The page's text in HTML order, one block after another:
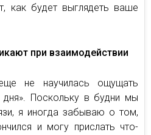
как будет выглядеть ваше
при взаимодействии
не научилась ощущать
дня». Поскольку в будни мы
я иногда забываю о том,
и могу прислать что-